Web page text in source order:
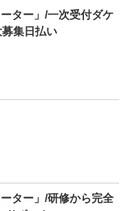
ター」/一次受付ダケ
集日払い
ター」/研修から完全